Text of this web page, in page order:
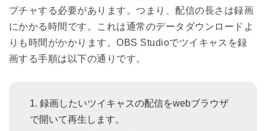
プチャする必要があります。つまり、配信の長さは録画
にかかる時間です。これは通常のデータダウンロードよ
りも時間がかかります。OBS Studioでツイキャスを録
画する手順は以下の通りです。
録画したいツイキャスの配信をwebブラウザ
で開いて再生します。